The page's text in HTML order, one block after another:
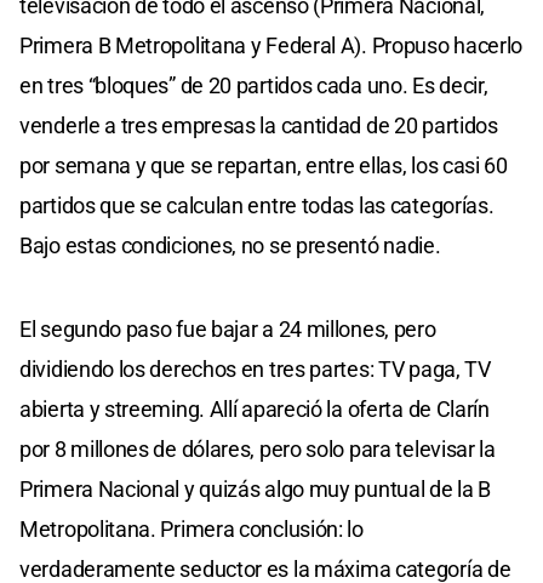
televisación de todo el ascenso (Primera Nacional,
Primera B Metropolitana y Federal A). Propuso hacerlo
en tres “bloques” de 20 partidos cada uno. Es decir,
venderle a tres empresas la cantidad de 20 partidos
por semana y que se repartan, entre ellas, los casi 60
partidos que se calculan entre todas las categorías.
Bajo estas condiciones, no se presentó nadie.
El segundo paso fue bajar a 24 millones, pero
dividiendo los derechos en tres partes: TV paga, TV
abierta y streeming. Allí apareció la oferta de Clarín
por 8 millones de dólares, pero solo para televisar la
Primera Nacional y quizás algo muy puntual de la B
Metropolitana. Primera conclusión: lo
verdaderamente seductor es la máxima categoría de